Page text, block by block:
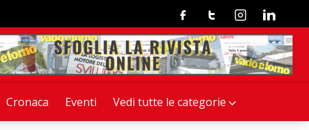
Cronaca Eventi Vedi tutte le categorie
FacebookTwitterInstagramLinkedin